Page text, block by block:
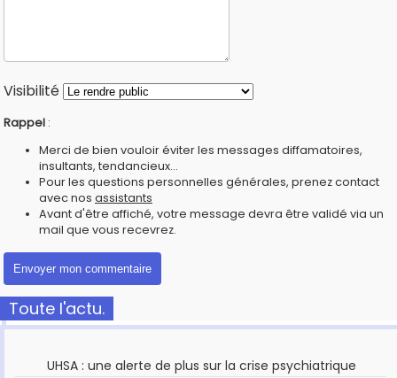
Visibilité
Rappel :
Merci de bien vouloir éviter les messages diffamatoires,
insultants, tendancieux...
Pour les questions personnelles générales, prenez contact
avec nos assistants
Avant d'être affiché, votre message devra être validé via un
mail que vous recevrez.
Toute l'actu.
UHSA : une alerte de plus sur la crise psychiatrique